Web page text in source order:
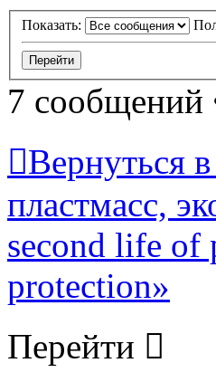
Показать:
7 сообщений
Вернуться
пластмасс,
second life of
protection»
Перейти